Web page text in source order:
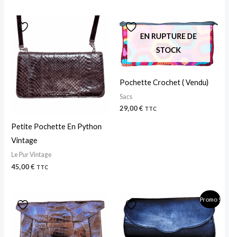
Petite Pochette En Python
Vintage
Le Pur Vintage
45,00€ TTC
EN RUPTURE DE
STOCK
Pochette Crochet ( Vendu)
Sacs
29,00€ TTC
Promo !
Le
prix
initial
était :
39,00 €.
Le
prix
actuel
est :
25,00 €.